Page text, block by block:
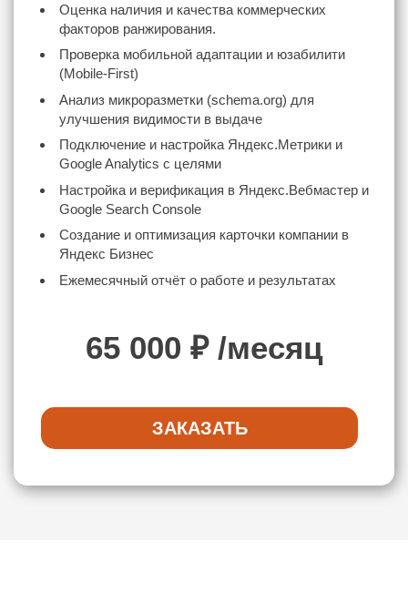
Оценка наличия и качества коммерческих
факторов ранжирования.
Проверка мобильной адаптации и юзабилити
(Mobile-First)
Анализ микроразметки (schema.org) для
улучшения видимости в выдаче
Подключение и настройка Яндекс.Метрики и
Google Analytics с целями
Настройка и верификация в Яндекс.Вебмастер и
Google Search Console
Создание и оптимизация карточки компании в
Яндекс Бизнес
Ежемесячный отчёт о работе и результатах
65 000 ₽ /месяц
ЗАКАЗАТЬ